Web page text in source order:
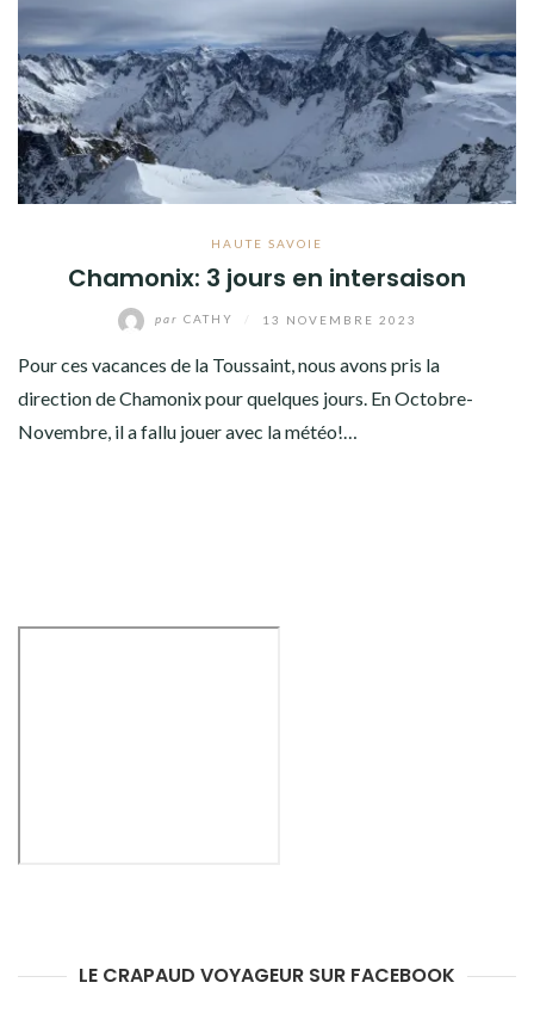
HAUTE SAVOIE
Chamonix: 3 jours en intersaison
par CATHY 13 NOVEMBRE 2023
Pour ces vacances de la Toussaint, nous avons pris la
direction de Chamonix pour quelques jours. En Octobre-
Novembre, il a fallu jouer avec la météo!…
LE CRAPAUD VOYAGEUR SUR FACEBOOK
TOUR DU MONDE 2020-2021
CONTACT